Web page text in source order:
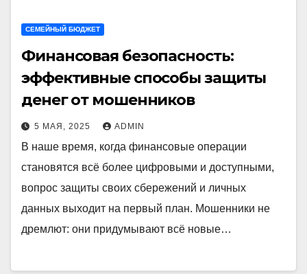
СЕМЕЙНЫЙ БЮДЖЕТ
Финансовая безопасность:
эффективные способы защиты
денег от мошенников
5 МАЯ, 2025 ADMIN
В наше время, когда финансовые операции
становятся всё более цифровыми и доступными,
вопрос защиты своих сбережений и личных
данных выходит на первый план. Мошенники не
дремлют: они придумывают всё новые…